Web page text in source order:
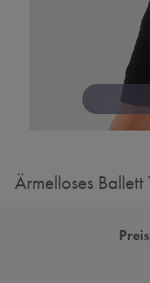
Ärmelloses